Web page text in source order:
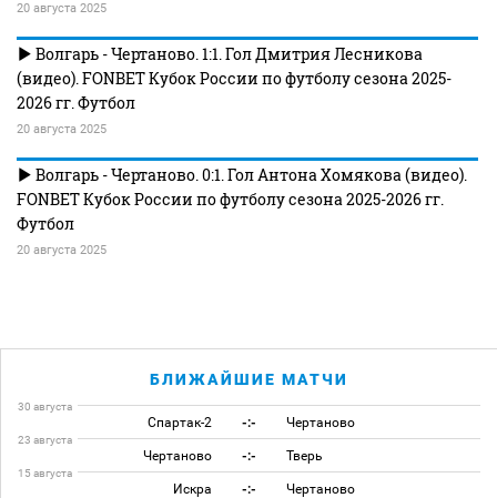
20 августа 2025
Волгарь - Чертаново. 1:1. Гол Дмитрия Лесникова
(видео). FONBET Кубок России по футболу сезона 2025-
2026 гг. Футбол
20 августа 2025
Волгарь - Чертаново. 0:1. Гол Антона Хомякова (видео).
FONBET Кубок России по футболу сезона 2025-2026 гг.
Футбол
20 августа 2025
БЛИЖАЙШИЕ МАТЧИ
30 августа
Спартак-2 -:- Чертаново
23 августа
Чертаново -:- Тверь
15 августа
Искра -:- Чертаново